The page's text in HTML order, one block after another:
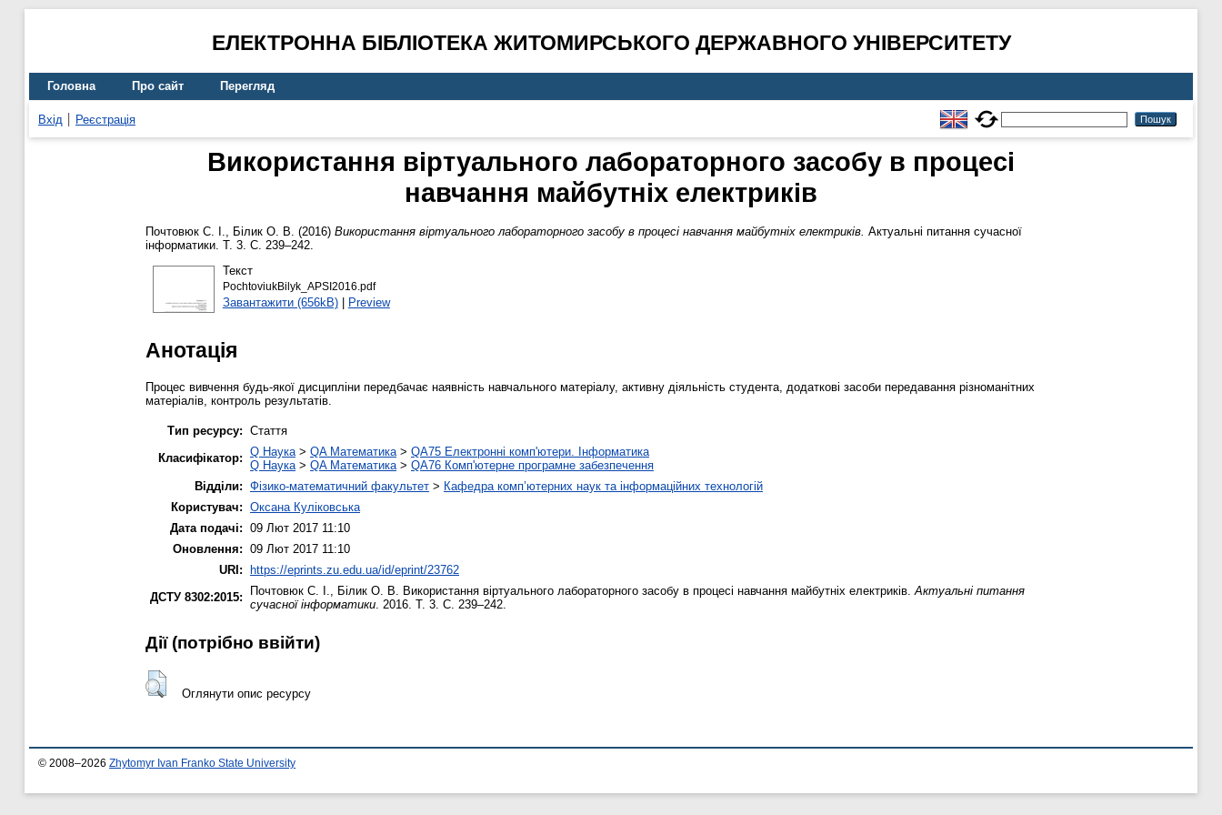
ЕЛЕКТРОННА БІБЛІОТЕКА ЖИТОМИРСЬКОГО ДЕРЖАВНОГО УНІВЕРСИТЕТУ
Головна Про сайт Перегляд
Вхід Реєстрація
Використання віртуального лабораторного засобу в процесі
навчання майбутніх електриків
Почтовюк С. І., Білик О. В. (2016) Використання віртуального лабораторного засобу в процесі навчання майбутніх електриків. Актуальні питання сучасної
інформатики. Т. 3. С. 239–242.
Текст
PochtoviukBilyk_APSI2016.pdf
Завантажити (656kB)| Preview
Анотація
Процес вивчення будь-якої дисципліни передбачає наявність навчального матеріалу, активну діяльність студента, додаткові засоби передавання різноманітних
матеріалів, контроль результатів.
Тип ресурсу: Стаття
Класифікатор: Q Наука > QA Математика > QA75 Електронні комп'ютери. Інформатика
Q Наука > QA Математика > QA76 Комп'ютерне програмне забезпечення
Відділи: Фізико-математичний факультет > Кафедра комп’ютерних наук та інформаційних технологій
Користувач: Оксана Куліковська
Дата подачі: 09 Лют 2017 11:10
Оновлення: 09 Лют 2017 11:10
URI: https://eprints.zu.edu.ua/id/eprint/23762
ДСТУ 8302:2015:
Почтовюк С. І. Білик О. В. Використання віртуального лабораторного засобу в процесі навчання майбутніх електриків. Актуальні питання
сучасної інформатики . 2016. Т. 3. С. 239–242.
Дії ​​(потрібно ввійти)
Оглянути опис ресурсу
© 2008–2026 Zhytomyr Ivan Franko State University